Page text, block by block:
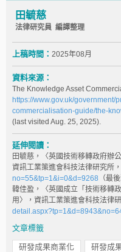
田毓慈
法律研究員 編譯整理
上稿時間： 2025年08月
資料來源：
The Knowledge Asset
https://www.gov.uk/government/
commercialisation-guide/the-
(last visited Aug. 25, 2025).
延伸閱讀：
田毓慈，〈英國技術移轉政府辦
資訊工業策進會科技法律研究所，
no=55&tp=1&i=0&d=9268 （最
韓佳盈，〈英國成立「技術移轉
用〉，資訊工業策進會科技法律研
文章標籤
研發成果商業化 研發成